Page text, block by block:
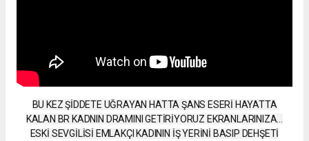
BU KEZ ŞİDDETE UĞRAYAN HATTA ŞANS ESERİ HAYATTA
KALAN BR KADNIN DRAMINI GETİRİYORUZ EKRANLARINIZA…
ESKİ SEVGİLİSİ EMLAKÇI KADININ İŞ YERİNİ BASIP DEHŞETİ